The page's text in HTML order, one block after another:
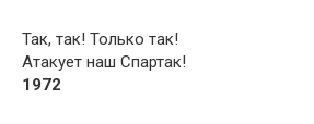
Так, так! Только так!
Атакует наш Спартак!
1972